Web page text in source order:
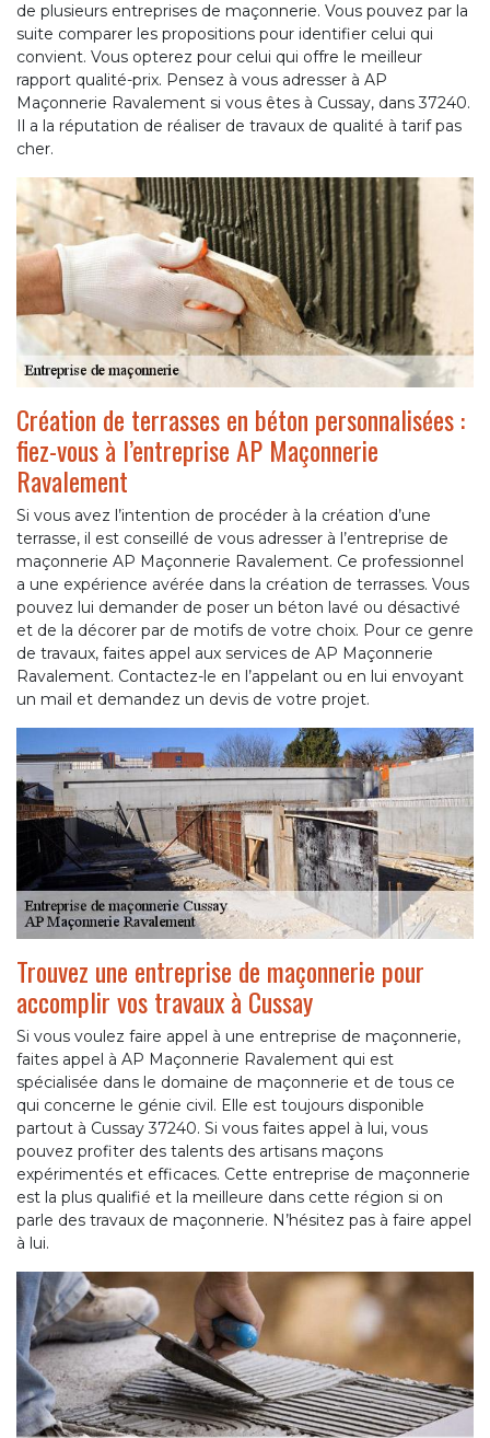
de plusieurs entreprises de maçonnerie. Vous pouvez par la
suite comparer les propositions pour identifier celui qui
convient. Vous opterez pour celui qui offre le meilleur
rapport qualité-prix. Pensez à vous adresser à AP
Maçonnerie Ravalement si vous êtes à Cussay, dans 37240.
Il a la réputation de réaliser de travaux de qualité à tarif pas
cher.
Création de terrasses en béton personnalisées :
fiez-vous à l’entreprise AP Maçonnerie
Ravalement
Si vous avez l’intention de procéder à la création d’une
terrasse, il est conseillé de vous adresser à l’entreprise de
maçonnerie AP Maçonnerie Ravalement. Ce professionnel
a une expérience avérée dans la création de terrasses. Vous
pouvez lui demander de poser un béton lavé ou désactivé
et de la décorer par de motifs de votre choix. Pour ce genre
de travaux, faites appel aux services de AP Maçonnerie
Ravalement. Contactez-le en l’appelant ou en lui envoyant
un mail et demandez un devis de votre projet.
Trouvez une entreprise de maçonnerie pour
accomplir vos travaux à Cussay
Si vous voulez faire appel à une entreprise de maçonnerie,
faites appel à AP Maçonnerie Ravalement qui est
spécialisée dans le domaine de maçonnerie et de tous ce
qui concerne le génie civil. Elle est toujours disponible
partout à Cussay 37240. Si vous faites appel à lui, vous
pouvez profiter des talents des artisans maçons
expérimentés et efficaces. Cette entreprise de maçonnerie
est la plus qualifié et la meilleure dans cette région si on
parle des travaux de maçonnerie. N’hésitez pas à faire appel
à lui.